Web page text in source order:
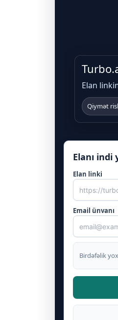
Elan
Qiymət
Elanı indi
Elan linki
Email ünvanı
Birdəfəlik